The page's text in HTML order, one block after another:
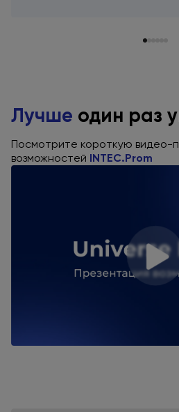
Лучше один раз
Посмотрите короткую видео-
возможностей INTEC.Prom